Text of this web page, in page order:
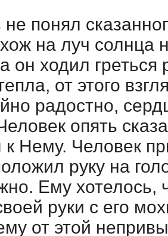
понял
на луч солнца
он ходил
от этого
радостно,
опять
Нему. Человек
руку на
Ему хотелось,
руки с его
от этой